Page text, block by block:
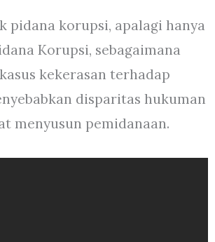
pidana korupsi, apalagi hanya
Korupsi, sebagaimana
kekerasan terhadap
disparitas hukuman
menyusun pemidanaan.